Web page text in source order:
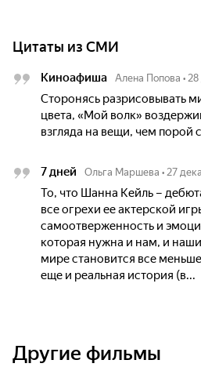
Цитаты из СМИ
Киноафиша Алена Попова • 28
Сторонясь разрисовывать
цвета, «Мой волк»
взгляда на вещи, чем порой
7 дней Ольга Маршева • 27
То, что Шанна Кейль –
все огрехи ее актерской
самоотверженность и
которая нужна и нам, и
мире становится все
еще и реальная история (в...
Другие фильмы